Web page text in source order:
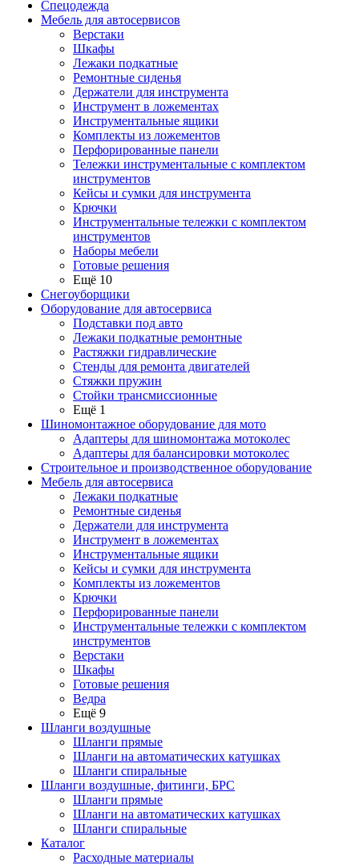
Спецодежда
Мебель для автосервисов
Верстаки
Шкафы
Лежаки подкатные
Ремонтные сиденья
Держатели для инструмента
Инструмент в ложементах
Инструментальные ящики
Комплекты из ложементов
Перфорированные панели
Тележки инструментальные с комплектом
инструментов
Кейсы и сумки для инструмента
Крючки
Инструментальные тележки с комплектом
инструментов
Наборы мебели
Готовые решения
Ещё 10
Снегоуборщики
Оборудование для автосервиса
Подставки под авто
Лежаки подкатные ремонтные
Растяжки гидравлические
Стенды для ремонта двигателей
Стяжки пружин
Стойки трансмиссионные
Ещё 1
Шиномонтажное оборудование для мото
Адаптеры для шиномонтажа мотоколес
Адаптеры для балансировки мотоколес
Строительное и производственное оборудование
Мебель для автосервиса
Лежаки подкатные
Ремонтные сиденья
Держатели для инструмента
Инструмент в ложементах
Инструментальные ящики
Кейсы и сумки для инструмента
Комплекты из ложементов
Крючки
Перфорированные панели
Инструментальные тележки с комплектом
инструментов
Верстаки
Шкафы
Готовые решения
Ведра
Ещё 9
Шланги воздушные
Шланги прямые
Шланги на автоматических катушках
Шланги спиральные
Шланги воздушные, фитинги, БРС
Шланги прямые
Шланги на автоматических катушках
Шланги спиральные
Каталог
Расходные материалы